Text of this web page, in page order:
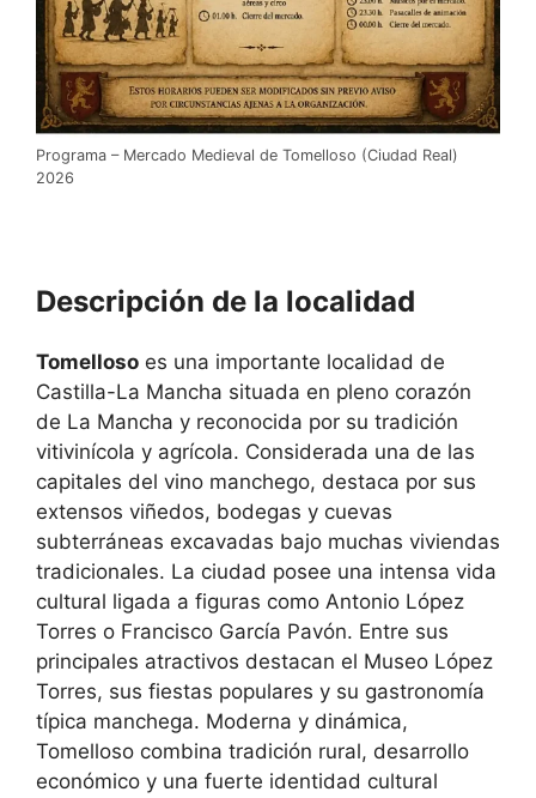
Programa – Mercado Medieval de Tomelloso (Ciudad Real)
2026
Descripción de la localidad
Tomelloso es una importante localidad de
Castilla-La Mancha situada en pleno corazón
de La Mancha y reconocida por su tradición
vitivinícola y agrícola. Considerada una de las
capitales del vino manchego, destaca por sus
extensos viñedos, bodegas y cuevas
subterráneas excavadas bajo muchas viviendas
tradicionales. La ciudad posee una intensa vida
cultural ligada a figuras como Antonio López
Torres o Francisco García Pavón. Entre sus
principales atractivos destacan el Museo López
Torres, sus fiestas populares y su gastronomía
típica manchega. Moderna y dinámica,
Tomelloso combina tradición rural, desarrollo
económico y una fuerte identidad cultural